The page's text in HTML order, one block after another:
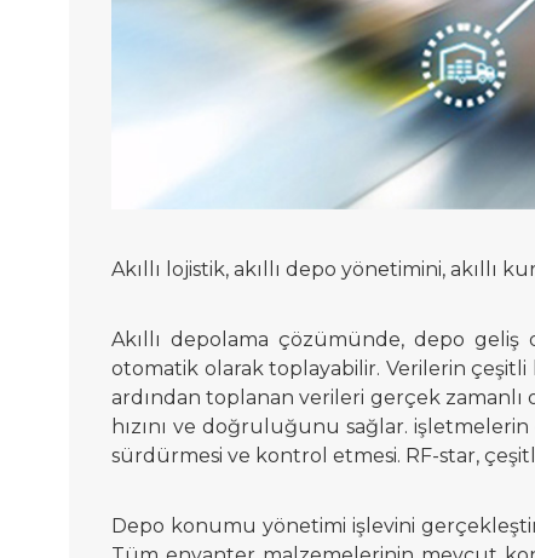
Akıllı lojistik, akıllı depo yönetimini, akıllı
Akıllı depolama çözümünde, depo geliş
otomatik olarak toplayabilir. Verilerin
ardından toplanan verileri gerçek
hızını ve doğruluğunu sağlar.
sürdürmesi ve kontrol etmesi. RF-star,
Depo konumu yönetimi işlevini